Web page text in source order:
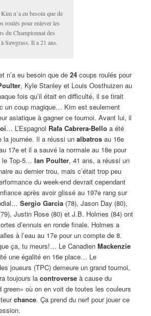
n’a eu besoin que de
roulés pour enlever les
du Championnat des
Sawgrass. Il a 21 ans.
n’a eu besoin que de 24coups roulés pour
, Kyle Stanley et Louis Oosthuizen au
fois qu’il était en difficulté, il se tirait
un coup magique… Kim est seulement
asiatique à gagner ce tournoi. Avant lui, il
… L’Espagnol Rafa Cabrera-Belloa été
la journée. Il a réussi un albatrosau 16e
17e et il a sauvé la normale au 18e pour
le Top-5… Ian Poulter, 41 ans, a réussi un
au dernier trou, mais c’était trop peu
du week-end devrait cependant
après avoir glissé au 197e rang sur
Sergio Garcia(78), Jason Day (80),
Justin Rose (80) et J.B. Holmes (84) ont
d’ennuis en ronde finale. Holmes a
à l’eau au 17e pour un compte de 8.
ça, tu meurs!… Le Canadien Mackenzie
une égalité en 16e place… Le
joueurs (TPC) demeure un grand tournoi,
toujours la controverse à cause du
green» où on en voit de toutes les couleurs
chance. Ça prend du nerf pour jouer ce